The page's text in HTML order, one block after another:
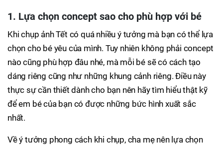
1. Lựa chọn concept sao cho phù hợp với bé
Khi chụp ảnh Tết có quá nhiều ý tưởng mà bạn có thể lựa
chọn cho bé yêu của mình. Tuy nhiên không phải concept
nào cũng phù hợp đâu nhé, mà mỗi bé sẽ có cách tạo
dáng riêng cũng như những khung cảnh riêng. Điều này
thực sự cần thiết dành cho bạn nên hãy tìm hiểu thật kỹ
để em bé của bạn có được những bức hình xuất sắc
nhất.
Về ý tưởng phong cách khi chụp, cha mẹ nên lựa chọn